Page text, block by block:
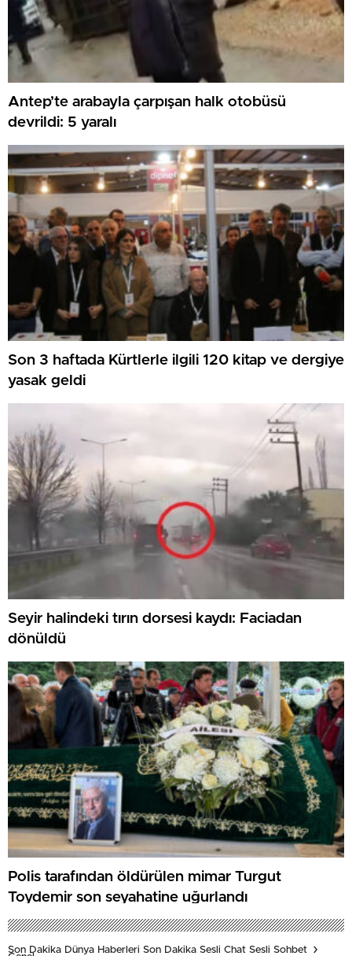
Antep’te arabayla çarpışan halk otobüsü
devrildi: 5 yaralı
Son 3 haftada Kürtlerle ilgili 120 kitap ve dergiye
yasak geldi
Seyir halindeki tırın dorsesi kaydı: Faciadan
dönüldü
Polis tarafından öldürülen mimar Turgut
Toydemir son seyahatine uğurlandı
Son Dakika Dünya Haberleri Son Dakika Sesli Chat Sesli Sohbet